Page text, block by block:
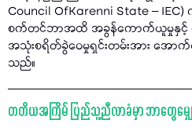
Council OfKarenni State –
စက်တင်ဘာအထိ အခွန်ကောက်ယူမှုနှ
အသုံးစရိတ်ခွဲဝေမှုရှင်းတမ်းအား အ
သည်။
တတိယအကြိမ် ပြည်သူ့ညီလာခံမှာ ဘာတွေမျှ